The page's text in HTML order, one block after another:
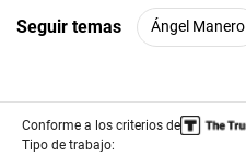
Seguir temas Ángel Manero
Conforme a los criterios de
Tipo de trabajo: